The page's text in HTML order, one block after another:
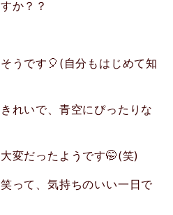
か？？
うです🎈(自分もはじめて知
れいで、青空にぴったりな
変だったようです🤭(笑)
って、気持ちのいい一日で